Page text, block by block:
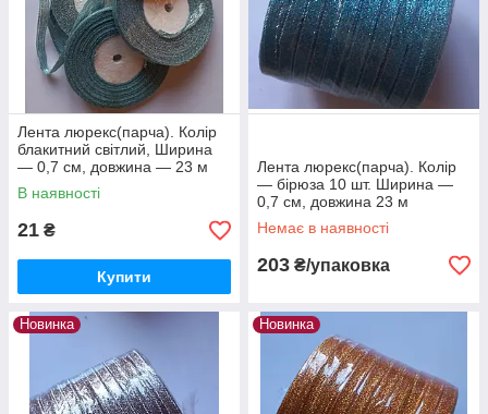
Лента люрекс(парча). Колір
блакитний світлий, Ширина
— 0,7 см, довжина — 23 м
В наявності
21 ₴
Купити
Лента люрекс(парча). Колір
— бірюза 10 шт. Ширина —
0,7 см, довжина 23 м
Немає в наявності
203 ₴/упаковка
Новинка Новинка